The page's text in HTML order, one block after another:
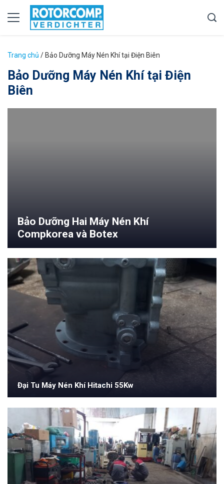
Trang chủ / Bảo Dưỡng Máy Nén Khí tại Điện Biên
Bảo Dưỡng Máy Nén Khí tại Điện
Biên
Bảo Dưỡng Hai Máy Nén Khí
Compkorea và Botex
Đại Tu Máy Nén Khí Hitachi 55Kw